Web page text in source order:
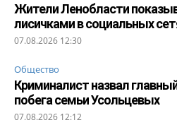
Жители Ленобласти
лисичками в социальных
07.08.2026 12:30
Общество
Криминалист назвал
побега семьи Усольцевых
07.08.2026 12:12